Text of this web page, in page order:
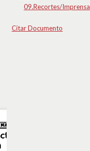
09.Recortes/Imprensa
Citar Documento